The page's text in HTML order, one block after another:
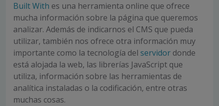
Built With es una herramienta online que ofrece
mucha información sobre la página que queremos
analizar. Además de indicarnos el CMS que pueda
utilizar, también nos ofrece otra información muy
importante como la tecnología del servidor donde
está alojada la web, las librerías JavaScript que
utiliza, información sobre las herramientas de
analítica instaladas o la codificación, entre otras
muchas cosas.